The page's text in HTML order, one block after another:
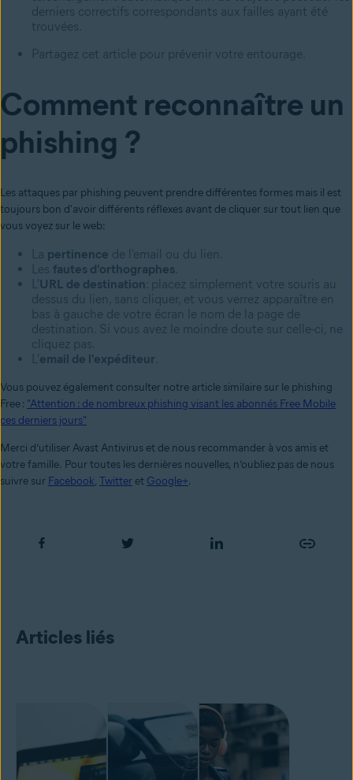
derniers correctifs correspondants aux failles ayant été
trouvées.
Partagez cet article pour prévenir votre entourage.
Comment reconnaître un
phishing ?
Les attaques par phishing peuvent prendre différentes formes mais il est
toujours bon d'avoir différents réflexes avant de cliquer sur tout lien que
vous voyez sur le web:
La pertinence de l'email ou du lien.
Les fautes d'orthographes
L'URL de destination : placez simplement votre souris au
dessus du lien, sans cliquer, et vous verrez apparaître en
bas à gauche de votre écran le nom de la page de
destination. Si vous avez le moindre doute sur celle-ci, ne
cliquez pas.
L'email de l'expéditeur
Vous pouvez également consulter notre article similaire sur le phishing
Free : "Attention : de nombreux phishing visant les abonnés Free Mobile
ces derniers jours"
Merci d’utiliser Avast Antivirus et de nous recommander à vos amis et
votre famille. Pour toutes les dernières nouvelles, n’oubliez pas de nous
suivre sur Facebook, Twitter et Google+.
Articles liés